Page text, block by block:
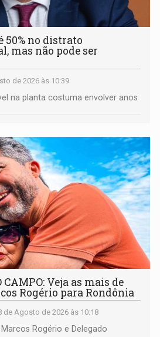
50% no distrato
mas não pode ser
de 2026 às 10:39
na planta costuma envolver anos
CAMPO: Veja as mais de
Rogério para Rondônia
de Agosto de 2026 às 10:18
Rogério e Delegado